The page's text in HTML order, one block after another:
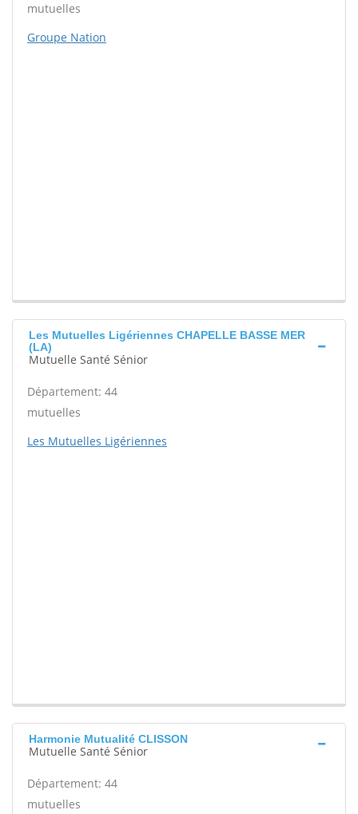
mutuelles
Groupe Nation
Les Mutuelles Ligériennes CHAPELLE BASSE MER
(LA)
Mutuelle Santé Sénior
Département: 44
mutuelles
Les Mutuelles Ligériennes
Harmonie Mutualité CLISSON
Mutuelle Santé Sénior
Département: 44
mutuelles